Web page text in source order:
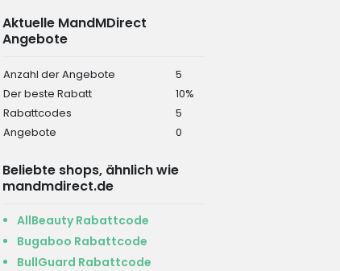
Aktuelle MandMDirect
Angebote
Anzahl der Angebote
5
Der beste Rabatt
10%
Rabattcodes
5
Angebote
0
Beliebte shops, ähnlich wie
mandmdirect.de
AllBeauty Rabattcode
Bugaboo Rabattcode
BullGuard Rabattcode